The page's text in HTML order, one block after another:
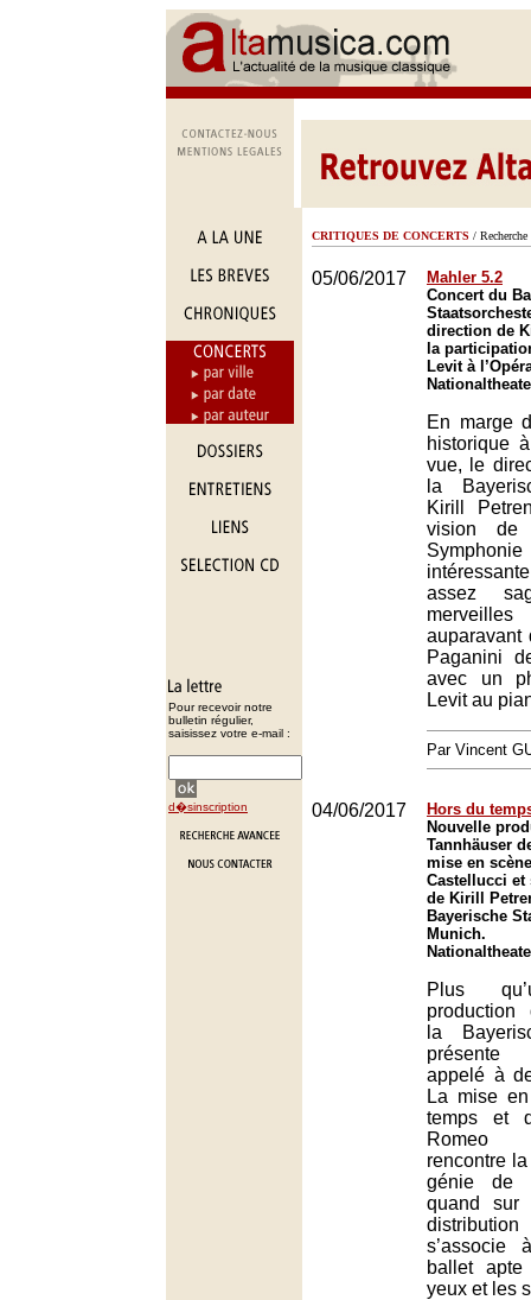
Pour recevoir notre
bulletin régulier,
saisissez votre e-mail :
d�sinscription
CRITIQUES DE CONCERTS / Recherche
05/06/2017
Mahler 5.2
Concert du
direction de
la
Levit à
En marge
historique
vue, le
la
Kirill
vision de
assez
auparavant
Paganini
avec un
Levit au
Par Vincent
04/06/2017
Hors du
Nouvelle
Tannhäuser
mise en
Castellucci
de Kirill
Bayerische
Munich.
Plus
production
la
présente
appelé à
La mise
temps et
Romeo
rencontre
génie de
quand sur
ballet
yeux et les